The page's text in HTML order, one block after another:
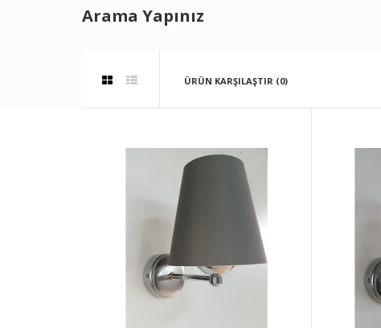
Arama Yapınız
ÜRÜN KARŞILAŞTIR (0)